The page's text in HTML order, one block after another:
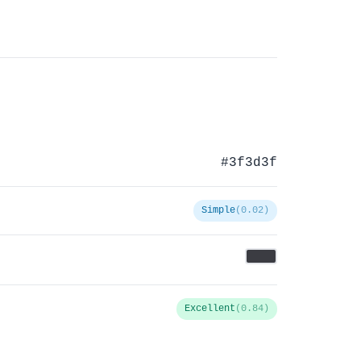
#3f3d3f
Simple(0.02)
Excellent (0.84)